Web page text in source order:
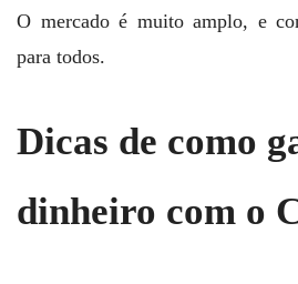
O mercado é muito amplo, e
para todos.
Dicas de como
dinheiro com o